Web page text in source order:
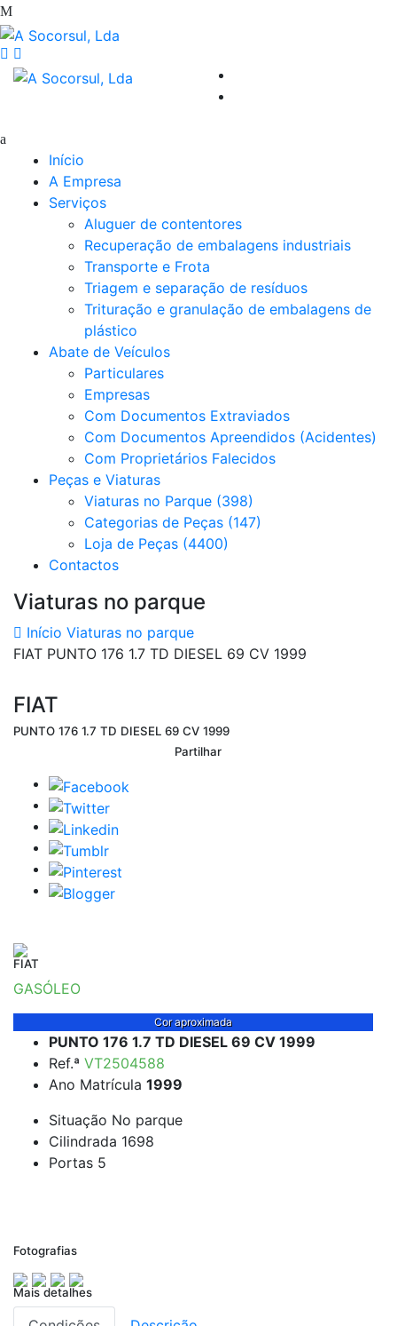
Início
A Empresa
Serviços
Aluguer de contentores
Recuperação de embalagens industriais
Transporte e Frota
Triagem e separação de resíduos
Trituração e granulação de embalagens de
plástico
Abate de Veículos
Particulares
Empresas
Com Documentos Extraviados
Com Documentos Apreendidos (Acidentes)
Com Proprietários Falecidos
Peças e Viaturas
Viaturas no Parque (398)
Categorias de Peças (147)
Loja de Peças (4400)
Contactos
Viaturas no parque
Início Viaturas no parque
FIAT PUNTO 176 1.7 TD DIESEL 69 CV 1999
FIAT
PUNTO 176 1.7 TD DIESEL 69 CV 1999
Partilhar
FIAT
GASÓLEO
Cor aproximada
PUNTO 176 1.7 TD DIESEL 69 CV 1999
Ref.ª VT2504588
Ano Matrícula 1999
Situação No parque
Cilindrada 1698
Portas 5
Fotografias
Mais detalhes